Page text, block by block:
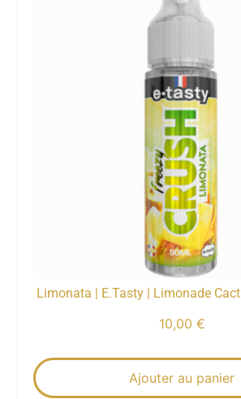
Limonata | E.Tasty | Limonade
10,00 €
Ajouter au panier